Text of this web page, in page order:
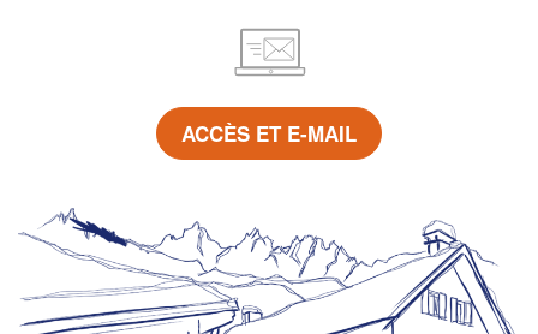
ACCÈS ET E-MAIL